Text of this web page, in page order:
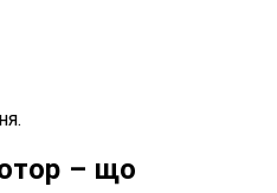
– що